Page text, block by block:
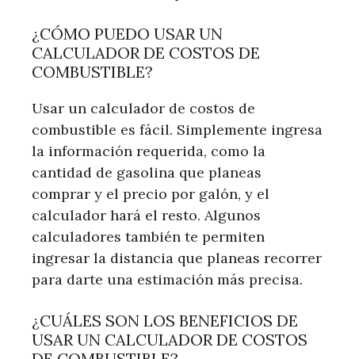
¿CÓMO PUEDO USAR UN
CALCULADOR DE COSTOS DE
COMBUSTIBLE?
Usar un calculador de costos de
combustible es fácil. Simplemente ingresa
la información requerida, como la
cantidad de gasolina que planeas
comprar y el precio por galón, y el
calculador hará el resto. Algunos
calculadores también te permiten
ingresar la distancia que planeas recorrer
para darte una estimación más precisa.
¿CUÁLES SON LOS BENEFICIOS DE
USAR UN CALCULADOR DE COSTOS